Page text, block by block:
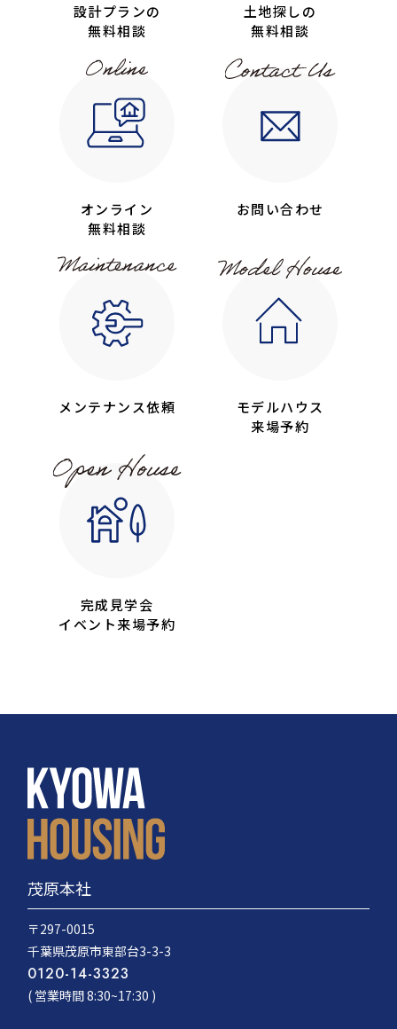
設計プランの
無料相談
土地探しの
無料相談
オンライン
無料相談
お問い合わせ
メンテナンス依頼
モデルハウス
来場予約
完成見学会
イベント来場予約
茂原本社
〒297-0015
千葉県茂原市東部台3-3-3
0120-14-3323
( 営業時間 8:30~17:30 )